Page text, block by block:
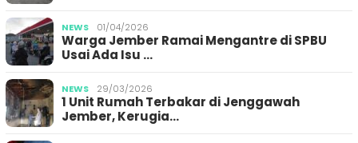
NEWS 01/04/2026
Warga Jember Ramai Mengantre di SPBU
Usai Ada Isu …
NEWS 29/03/2026
1 Unit Rumah Terbakar di Jenggawah
Jember, Kerugia…